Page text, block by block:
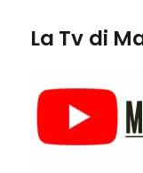
La Tv di